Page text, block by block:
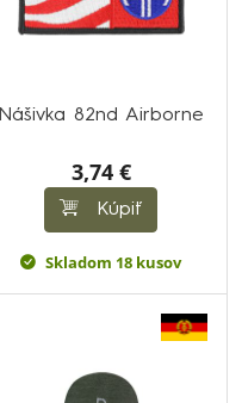
Nášivka 82nd Airborne
3,74 €
Kúpiť
Skladom 18 kusov